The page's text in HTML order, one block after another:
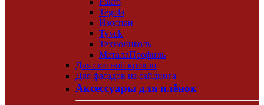
Tegola
Изоспан
Tyvek
Технониколь
МеталлПрофиль
Для скатной кровли
Для фасадов из сайдинга
Аксессуары для плёнок